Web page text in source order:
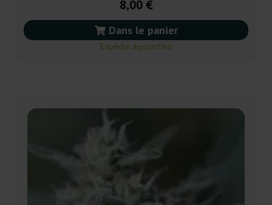
8,00 €
Dans le panier
Expédié aujourd’hui